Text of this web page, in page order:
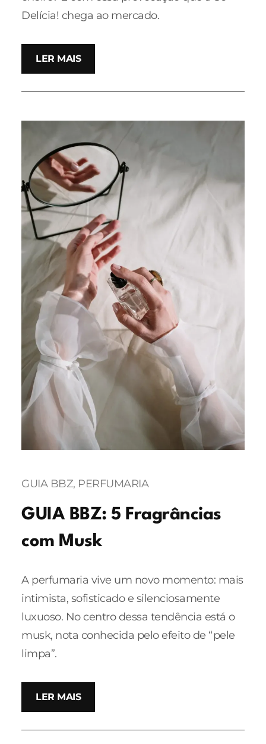
Delícia! chega ao mercado.
LER MAIS
GUIA BBZ, PERFUMARIA
GUIA BBZ: 5 Fragrâncias
com Musk
A perfumaria vive um novo momento: mais
intimista, sofisticado e silenciosamente
luxuoso. No centro dessa tendência está o
musk, nota conhecida pelo efeito de “pele
limpa”.
LER MAIS